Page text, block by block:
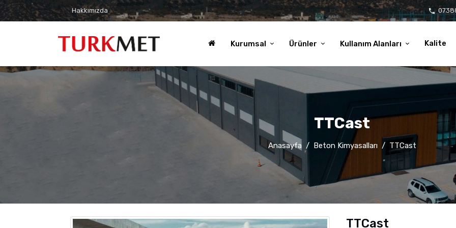
Hakkımızda local_phone
Kurumsal Ürünler Kullanım Alanları Kalite
TTCast
Anasayfa Beton Kimyasalları TTCast
TTCast